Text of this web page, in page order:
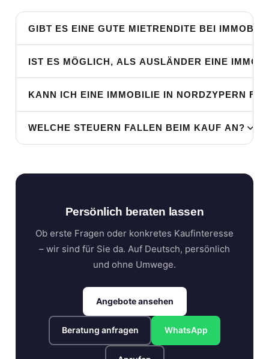
GIBT ES EINE GUTE MIETRENDITE BEI
IST ES MÖGLICH, ALS AUSLÄNDER EINE
KANN ICH EINE IMMOBILIE IN NORDZYPERN
WELCHE STEUERN FALLEN BEIM KAUF AN?
Persönlich beraten lassen
Ob erste Fragen oder konkretes Kaufinteresse
– wir sind für Sie da. Auf Deutsch, persönlich
und ohne Umwege.
Angebote ansehen
Beratung anfragen WhatsApp